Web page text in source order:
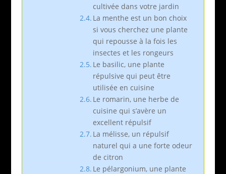
cultivée dans votre jardin
La menthe est un bon choix
si vous cherchez une plante
qui repousse à la fois les
insectes et les rongeurs
Le basilic, une plante
répulsive qui peut être
utilisée en cuisine
Le romarin, une herbe de
cuisine qui s’avère un
excellent répulsif
La mélisse, un répulsif
naturel qui a une forte odeur
de citron
Le pélargonium, une plante